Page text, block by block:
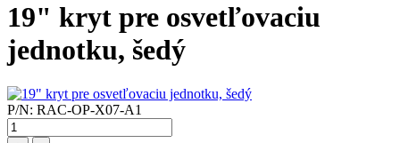
19" kryt pre osvetľovaciu
jednotku, šedý
P/N: RAC-OP-X07-A1